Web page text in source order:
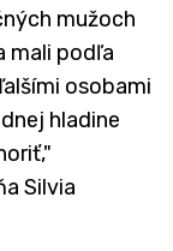
mužoch
mali podľa
osobami
hladine
Silvia